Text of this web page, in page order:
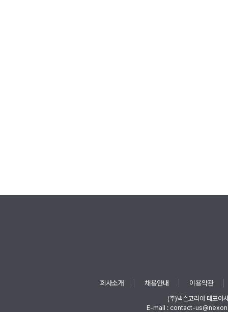
회사소개 채용안내 이용약관
(주)넥슨코리아 대표이
E-mail : contact-